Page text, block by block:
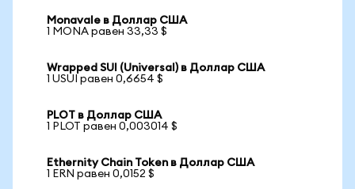
Monavale в Доллар США
1 MONA равен 33,33 $
Wrapped SUI (Universal) в Доллар США
1 USUI равен 0,6654 $
PLOT в Доллар США
1 PLOT равен 0,003014 $
Ethernity Chain Token в Доллар США
1 ERN равен 0,0152 $